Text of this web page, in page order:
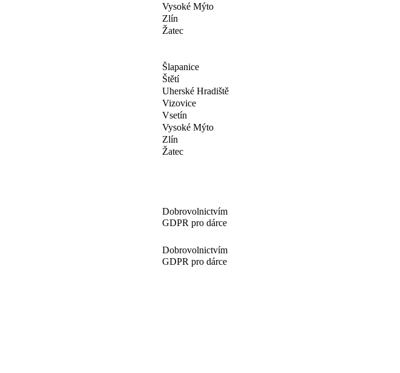
Vysoké Mýto
Zlín
Žatec
Šlapanice
Štětí
Uherské Hradiště
Vizovice
Vsetín
Vysoké Mýto
Zlín
Žatec
Dobrovolnictvím
GDPR pro dárce
Dobrovolnictvím
GDPR pro dárce